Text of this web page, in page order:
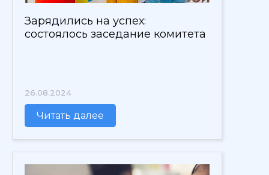
Зарядились на успех:
состоялось заседание комитета
26.08.2024
Читать далее